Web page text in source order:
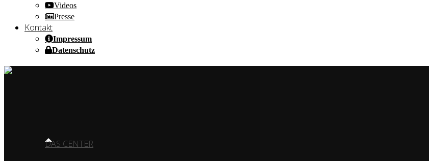
Videos
Presse
Kontakt
Impressum
Datenschutz
DAS CENTER